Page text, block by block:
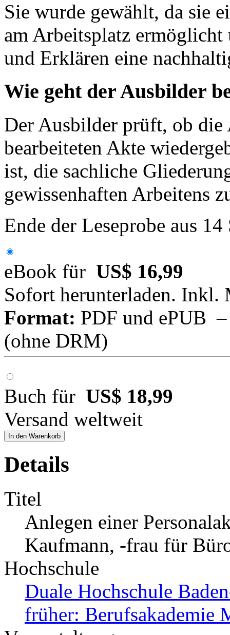
Sie wurde gewählt, da sie
am Arbeitsplatz ermöglicht
und Erklären eine
Wie geht der Ausbilder
Der Ausbilder prüft, ob die
bearbeiteten Akte
ist, die sachliche
gewissenhaften Arbeitens
Ende der Leseprobe aus
eBook für US$ 16,99
Sofort herunterladen. Inkl.
Format: PDF und ePUB
(ohne DRM)
Buch für US$ 18,99
Versand weltweit
In den Warenkorb
Details
Titel
Anlegen einer
Kaufmann, -frau für
Hochschule
Duale Hochschule
früher: Berufsakademie